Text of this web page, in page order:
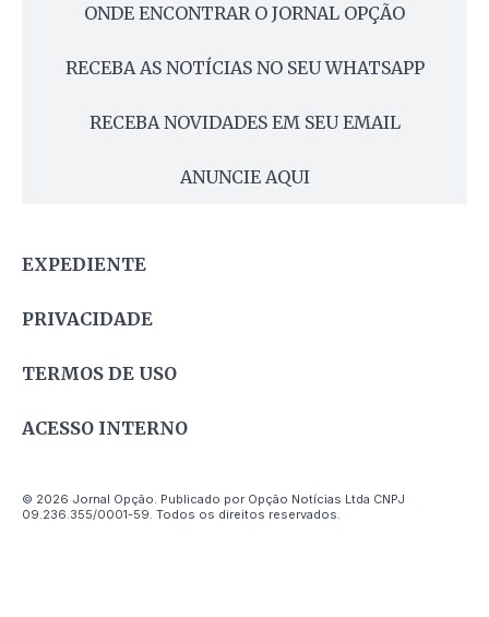
ONDE ENCONTRAR O JORNAL OPÇÃO
RECEBA AS NOTÍCIAS NO SEU WHATSAPP
RECEBA NOVIDADES EM SEU EMAIL
ANUNCIE AQUI
EXPEDIENTE
PRIVACIDADE
TERMOS DE USO
ACESSO INTERNO
© 2026 Jornal Opção. Publicado por Opção Notícias Ltda CNPJ
09.236.355/0001-59. Todos os direitos reservados.